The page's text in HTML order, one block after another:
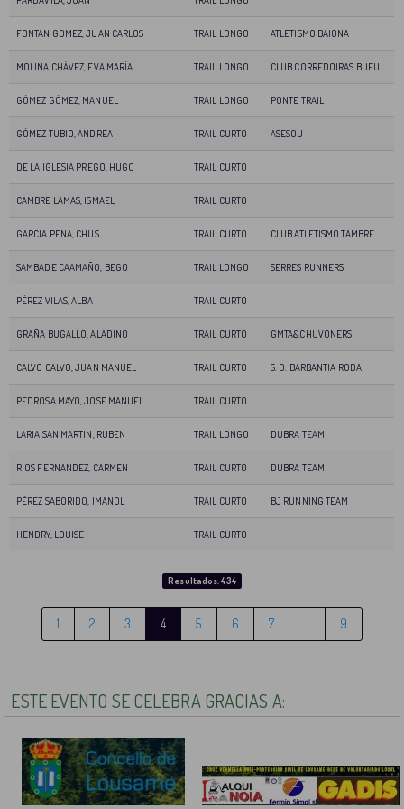
FONTAN GOMEZ, JUAN CARLOS TRAIL LONGO ATLETISMO BAIONA
MOLINA CHÁVEZ, EVA MARÍA TRAIL LONGO CLUB CORREDOIRAS BUEU
GÓMEZ GÓMEZ, MANUEL TRAIL LONGO PONTE TRAIL
GÓMEZ TUBIO, ANDREA TRAIL CURTO ASESOU
DE LA IGLESIA PREGO, HUGO TRAIL CURTO
CAMBRE LAMAS, ISMAEL TRAIL CURTO
GARCIA PENA, CHUS TRAIL CURTO CLUB ATLETISMO TAMBRE
SAMBADE CAAMAÑO, BEGO TRAIL LONGO SERRES RUNNERS
PÉREZ VILAS, ALBA TRAIL CURTO
GRAÑA BUGALLO, ALADINO TRAIL CURTO GMTA&CHUVONERS
CALVO CALVO, JUAN MANUEL TRAIL CURTO S. D. BARBANTIA RODA
PEDROSA MAYO, JOSE MANUEL TRAIL CURTO
LARIA SAN MARTIN, RUBEN TRAIL LONGO DUBRA TEAM
RIOS FERNANDEZ, CARMEN TRAIL CURTO DUBRA TEAM
PÉREZ SABORIDO, IMANOL TRAIL CURTO BJ RUNNING TEAM
HENDRY, LOUISE TRAIL CURTO
Resultados: 434
1 2 3 4 5 6 7 9
ESTE EVENTO SE CELEBRA GRACIAS A: